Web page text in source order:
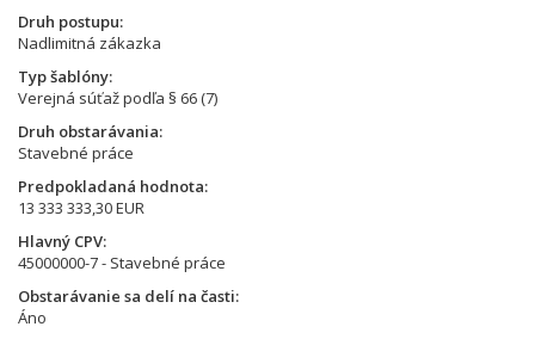
Druh postupu
Nadlimitná zákazka
Typ šablóny
Verejná súťaž podľa § 66 (7)
Druh obstarávania
Stavebné práce
Predpokladaná hodnota
13 333 333,30 EUR
Hlavný CPV
45000000-7 - Stavebné práce
Obstarávanie sa delí na časti
Áno